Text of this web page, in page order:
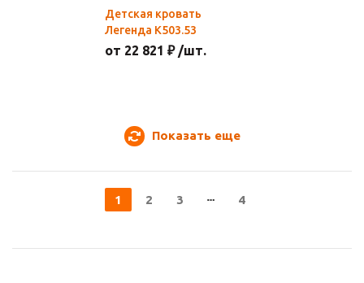
Детская кровать
Легенда К503.53
от 22 821 ₽ /шт.
Показать еще
1 2 3 4